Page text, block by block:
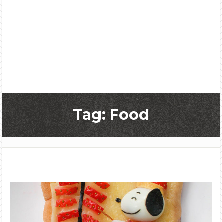
Tag: Food